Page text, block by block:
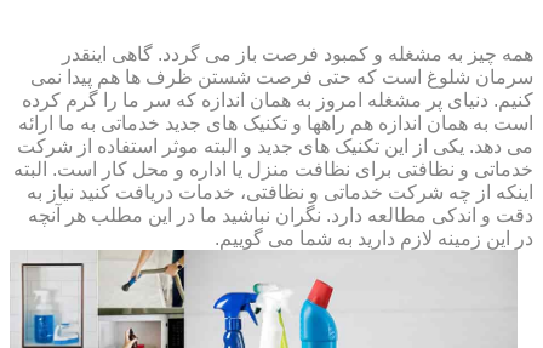
همه چیز به مشغله و کمبود فرصت باز می گردد. گاهی اینقدر
سرمان شلوغ است که حتی فرصت شستن ظرف ها هم پیدا نمی
کنیم. دنیای پر مشغله امروز به همان اندازه که سر ما را گرم کرده
است به همان اندازه هم راهها و تکنیک های جدید خدماتی به ما ارائه
می دهد. یکی از این تکنیک های جدید و البته موثر استفاده از شرکت
خدماتی و نظافتی برای نظافت منزل یا اداره و محل کار است. البته
اینکه از چه شرکت خدماتی و نظافتی، خدمات دریافت کنید نیاز به
دقت و اندکی مطالعه دارد. نگران نباشید ما در این مطلب هر آنچه
در این زمینه لازم دارید به شما می گوییم.